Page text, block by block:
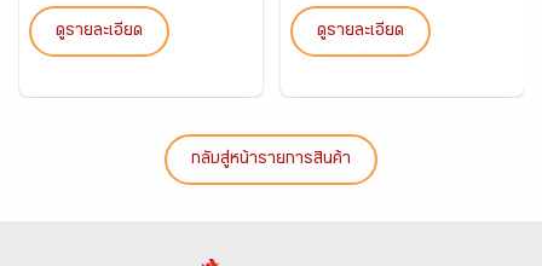
ดูรายละเอียด ดูรายละเอียด
กลับสู่หน้ารายการสินค้า